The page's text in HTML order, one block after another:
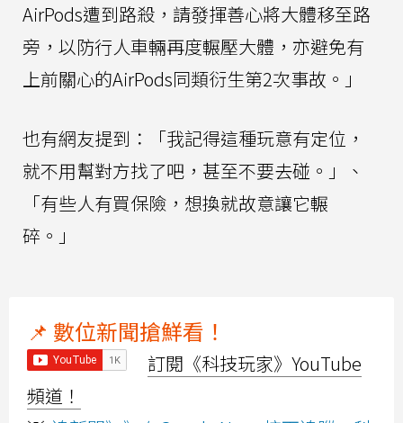
AirPods遭到路殺，請發揮善心將大體移至路
旁，以防行人車輛再度輾壓大體，亦避免有
上前關心的AirPods同類衍生第2次事故。」
也有網友提到：「我記得這種玩意有定位，
就不用幫對方找了吧，甚至不要去碰。」、
「有些人有買保險，想換就故意讓它輾
碎。」
📌 數位新聞搶鮮看！
訂閱《科技玩家》YouTube
頻道！